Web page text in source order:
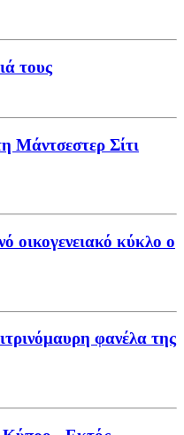
τους
Μάντσεστερ Σίτι
κύκλο ο
φανέλα της